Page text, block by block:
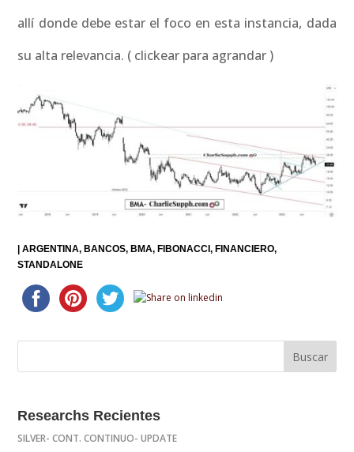
allí donde debe estar el foco en esta instancia, dada
su alta relevancia. ( clickear para agrandar )
|ARGENTINA BANCOS BMA FIBONACCI FINANCIERO
STANDALONE
Researchs Recientes
SILVER- CONT. CONTINUO- UPDATE